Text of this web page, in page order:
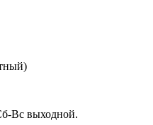
Вс выходной.